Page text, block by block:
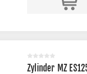
Zylinder MZ